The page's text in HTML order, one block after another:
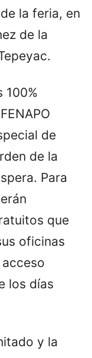
la feria, en
de la
100%
de
de la
Para
que
oficinas
los días
y la